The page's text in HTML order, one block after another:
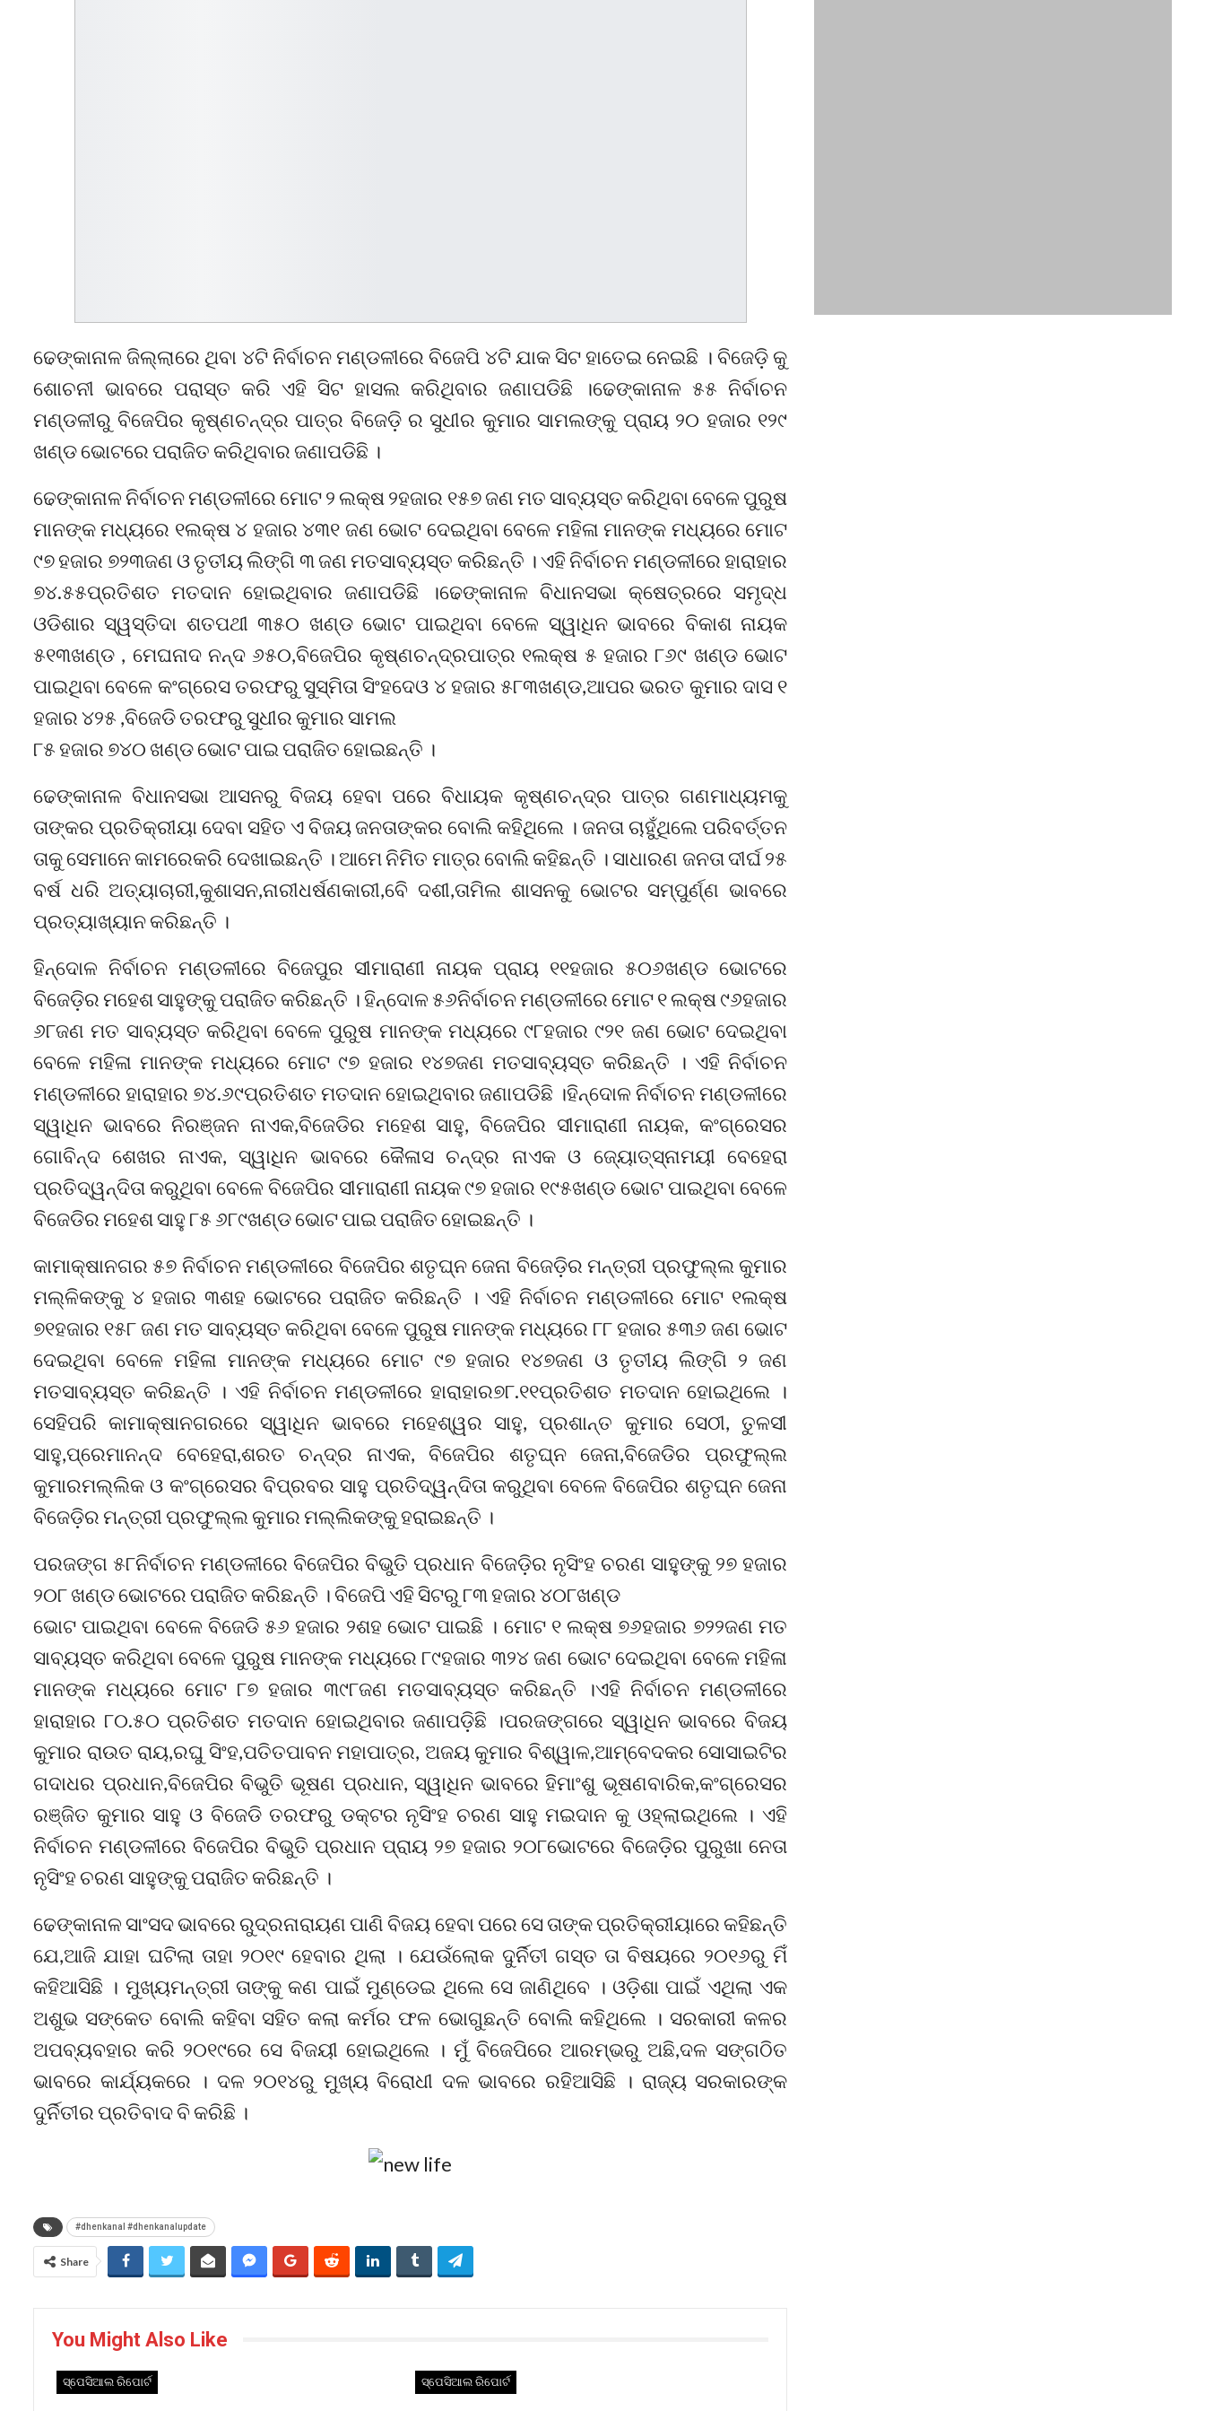
ଢେଙ୍କାନାଳ ଜିଲ୍ଲାରେ ଥିବା ୪ଟି ନିର୍ବାଚନ ମଣ୍ଡଳୀରେ ବିଜେପି ୪ଟି ଯାକ ସିଟ ହାତେଇ ନେଇଛି । ବିଜେଡ଼ି କୁ
ଶୋଚନୀ ଭାବରେ ପରାସ୍ତ କରି ଏହି ସିଟ ହାସଲ କରିଥିବାର ଜଣାପଡିଛି ।ଢେଙ୍କାନାଳ ୫୫ ନିର୍ବାଚନ
ମଣ୍ଡଳୀରୁ ବିଜେପିର କୃଷ୍ଣଚନ୍ଦ୍ର ପାତ୍ର ବିଜେଡ଼ି ର ସୁଧୀର କୁମାର ସାମଲଙ୍କୁ ପ୍ରାୟ ୨୦ ହଜାର ୧୨୯
ଖଣ୍ଡ ଭୋଟରେ ପରାଜିତ କରିଥିବାର ଜଣାପଡିଛି ।
ଢେଙ୍କାନାଳ ନିର୍ବାଚନ ମଣ୍ଡଳୀରେ ମୋଟ ୨ ଲକ୍ଷ ୨ହଜାର ୧୫୭ ଜଣ ମତ ସାବ୍ୟସ୍ତ କରିଥିବା ବେଳେ ପୁରୁଷ
ମାନଙ୍କ ମଧ୍ୟରେ ୧ଲକ୍ଷ ୪ ହଜାର ୪୩୧ ଜଣ ଭୋଟ ଦେଇଥିବା ବେଳେ ମହିଳା ମାନଙ୍କ ମଧ୍ୟରେ ମୋଟ
୯୭ ହଜାର ୭୨୩ଜଣ ଓ ତୃତୀୟ ଲିଙ୍ଗି ୩ ଜଣ ମତସାବ୍ୟସ୍ତ କରିଛନ୍ତି । ଏହି ନିର୍ବାଚନ ମଣ୍ଡଳୀରେ ହାରାହାର
୭୪.୫୫ପ୍ରତିଶତ ମତଦାନ ହୋଇଥିବାର ଜଣାପଡିଛି ।ଢେଙ୍କାନାଳ ବିଧାନସଭା କ୍ଷେତ୍ରରେ ସମୃଦ୍ଧ
ଓଡିଶାର ସ୍ୱସ୍ତିଦା ଶତପଥୀ ୩୫୦ ଖଣ୍ଡ ଭୋଟ ପାଇଥିବା ବେଳେ ସ୍ୱାଧିନ ଭାବରେ ବିକାଶ ନାୟକ
୫୧୩ଖଣ୍ଡ , ମେଘନାଦ ନନ୍ଦ ୬୫୦,ବିଜେପିର କୃଷ୍ଣଚନ୍ଦ୍ରପାତ୍ର ୧ଲକ୍ଷ ୫ ହଜାର ୮୬୯ ଖଣ୍ଡ ଭୋଟ
ପାଇଥିବା ବେଳେ କଂଗ୍ରେସ ତରଫରୁ ସୁସ୍ମିତା ସିଂହଦେଓ ୪ ହଜାର ୫୮୩ଖଣ୍ଡ,ଆପର ଭରତ କୁମାର ଦାସ ୧
ହଜାର ୪୨୫ ,ବିଜେଡି ତରଫରୁ ସୁଧୀର କୁମାର ସାମଲ
୮୫ ହଜାର ୭୪୦ ଖଣ୍ଡ ଭୋଟ ପାଇ ପରାଜିତ ହୋଇଛନ୍ତି ।
ଢେଙ୍କାନାଳ ବିଧାନସଭା ଆସନରୁ ବିଜୟ ହେବା ପରେ ବିଧାୟକ କୃଷ୍ଣଚନ୍ଦ୍ର ପାତ୍ର ଗଣମାଧ୍ୟମକୁ
ତାଙ୍କର ପ୍ରତିକ୍ରୀୟା ଦେବା ସହିତ ଏ ବିଜୟ ଜନତାଙ୍କର ବୋଲି କହିଥିଲେ । ଜନତା ଚାହୁଁଥିଲେ ପରିବର୍ତ୍ତନ
ତାକୁ ସେମାନେ କାମରେକରି ଦେଖାଇଛନ୍ତି । ଆମେ ନିମିତ ମାତ୍ର ବୋଲି କହିଛନ୍ତି । ସାଧାରଣ ଜନତା ଦୀର୍ଘ ୨୫
ବର୍ଷ ଧରି ଅତ୍ୟାଚାରୀ,କୁଶାସନ,ନାରୀଧର୍ଷଣକାରୀ,ବେି ଦଶୀ,ତାମିଲ ଶାସନକୁ ଭୋଟର ସମ୍ପୁର୍ଣ୍ଣ ଭାବରେ
ପ୍ରତ୍ୟାଖ୍ୟାନ କରିଛନ୍ତି ।
ହିନ୍ଦୋଳ ନିର୍ବାଚନ ମଣ୍ଡଳୀରେ ବିଜେପୁର ସୀମାରାଣୀ ନାୟକ ପ୍ରାୟ ୧୧ହଜାର ୫୦୬ଖଣ୍ଡ ଭୋଟରେ
ବିଜେଡ଼ିର ମହେଶ ସାହୁଙ୍କୁ ପରାଜିତ କରିଛନ୍ତି । ହିନ୍ଦୋଳ ୫୬ନିର୍ବାଚନ ମଣ୍ଡଳୀରେ ମୋଟ ୧ ଲକ୍ଷ ୯୬ହଜାର
୬୮ଜଣ ମତ ସାବ୍ୟସ୍ତ କରିଥିବା ବେଳେ ପୁରୁଷ ମାନଙ୍କ ମଧ୍ୟରେ ୯୮ହଜାର ୯୨୧ ଜଣ ଭୋଟ ଦେଇଥିବା
ବେଳେ ମହିଳା ମାନଙ୍କ ମଧ୍ୟରେ ମୋଟ ୯୭ ହଜାର ୧୪୭ଜଣ ମତସାବ୍ୟସ୍ତ କରିଛନ୍ତି । ଏହି ନିର୍ବାଚନ
ମଣ୍ଡଳୀରେ ହାରାହାର ୭୪.୬୯ପ୍ରତିଶତ ମତଦାନ ହୋଇଥିବାର ଜଣାପଡିଛି ।ହିନ୍ଦୋଳ ନିର୍ବାଚନ ମଣ୍ଡଳୀରେ
ସ୍ୱାଧିନ ଭାବରେ ନିରଞ୍ଜନ ନାଏକ,ବିଜେଡିର ମହେଶ ସାହୁ, ବିଜେପିର ସୀମାରାଣୀ ନାୟକ, କଂଗ୍ରେସର
ଗୋବିନ୍ଦ ଶେଖର ନାଏକ, ସ୍ୱାଧିନ ଭାବରେ କୈଳାସ ଚନ୍ଦ୍ର ନାଏକ ଓ ଜ୍ୟୋତ୍ସ୍ନାମୟୀ ବେହେରା
ପ୍ରତିଦ୍ୱନ୍ଦିତା କରୁଥିବା ବେଳେ ବିଜେପିର ସୀମାରାଣୀ ନାୟକ ୯୭ ହଜାର ୧୯୫ଖଣ୍ଡ ଭୋଟ ପାଇଥିବା ବେଳେ
ବିଜେଡିର ମହେଶ ସାହୁ ୮୫ ୬୮୯ଖଣ୍ଡ ଭୋଟ ପାଇ ପରାଜିତ ହୋଇଛନ୍ତି ।
କାମାକ୍ଷାନଗର ୫୭ ନିର୍ବାଚନ ମଣ୍ଡଳୀରେ ବିଜେପିର ଶତୃଘ୍ନ ଜେନା ବିଜେଡ଼ିର ମନ୍ତ୍ରୀ ପ୍ରଫୁଲ୍ଲ କୁମାର
ମଲ୍ଳିକଙ୍କୁ ୪ ହଜାର ୩ଶହ ଭୋଟରେ ପରାଜିତ କରିଛନ୍ତି । ଏହି ନିର୍ବାଚନ ମଣ୍ଡଳୀରେ ମୋଟ ୧ଲକ୍ଷ
୭୧ହଜାର ୧୫୮ ଜଣ ମତ ସାବ୍ୟସ୍ତ କରିଥିବା ବେଳେ ପୁରୁଷ ମାନଙ୍କ ମଧ୍ୟରେ ୮୮ ହଜାର ୫୩୬ ଜଣ ଭୋଟ
ଦେଇଥିବା ବେଳେ ମହିଳା ମାନଙ୍କ ମଧ୍ୟରେ ମୋଟ ୯୭ ହଜାର ୧୪୭ଜଣ ଓ ତୃତୀୟ ଲିଙ୍ଗି ୨ ଜଣ
ମତସାବ୍ୟସ୍ତ କରିଛନ୍ତି । ଏହି ନିର୍ବାଚନ ମଣ୍ଡଳୀରେ ହାରାହାର୭୮.୧୧ପ୍ରତିଶତ ମତଦାନ ହୋଇଥିଲେ ।
ସେହିପରି କାମାକ୍ଷାନଗରରେ ସ୍ୱାଧିନ ଭାବରେ ମହେଶ୍ୱର ସାହୁ, ପ୍ରଶାନ୍ତ କୁମାର ସେଠୀ, ତୁଳସୀ
ସାହୁ,ପ୍ରେମାନନ୍ଦ ବେହେରା,ଶରତ ଚନ୍ଦ୍ର ନାଏକ, ବିଜେପିର ଶତୃଘ୍ନ ଜେନା,ବିଜେଡିର ପ୍ରଫୁଲ୍ଲ
କୁମାରମଲ୍ଲିକ ଓ କଂଗ୍ରେସର ବିପ୍ରବର ସାହୁ ପ୍ରତିଦ୍ୱନ୍ଦିତା କରୁଥିବା ବେଳେ ବିଜେପିର ଶତୃଘ୍ନ ଜେନା
ବିଜେଡ଼ିର ମନ୍ତ୍ରୀ ପ୍ରଫୁଲ୍ଲ କୁମାର ମଲ୍ଲିକଙ୍କୁ ହରାଇଛନ୍ତି ।
ପରଜଙ୍ଗ ୫୮ନିର୍ବାଚନ ମଣ୍ଡଳୀରେ ବିଜେପିର ବିଭୁତି ପ୍ରଧାନ ବିଜେଡ଼ିର ନୃସିଂହ ଚରଣ ସାହୁଙ୍କୁ ୨୭ ହଜାର
୨୦୮ ଖଣ୍ଡ ଭୋଟରେ ପରାଜିତ କରିଛନ୍ତି । ବିଜେପି ଏହି ସିଟରୁ ୮୩ ହଜାର ୪୦୮ଖଣ୍ଡ
ଭୋଟ ପାଇଥିବା ବେଳେ ବିଜେଡି ୫୬ ହଜାର ୨ଶହ ଭୋଟ ପାଇଛି । ମୋଟ ୧ ଲକ୍ଷ ୭୬ହଜାର ୭୨୨ଜଣ ମତ
ସାବ୍ୟସ୍ତ କରିଥିବା ବେଳେ ପୁରୁଷ ମାନଙ୍କ ମଧ୍ୟରେ ୮୯ହଜାର ୩୨୪ ଜଣ ଭୋଟ ଦେଇଥିବା ବେଳେ ମହିଳା
ମାନଙ୍କ ମଧ୍ୟରେ ମୋଟ ୮୭ ହଜାର ୩୯୮ଜଣ ମତସାବ୍ୟସ୍ତ କରିଛନ୍ତି ।ଏହି ନିର୍ବାଚନ ମଣ୍ଡଳୀରେ
ହାରାହାର ୮୦.୫୦ ପ୍ରତିଶତ ମତଦାନ ହୋଇଥିବାର ଜଣାପଡ଼ିଛି ।ପରଜଙ୍ଗରେ ସ୍ୱାଧିନ ଭାବରେ ବିଜୟ
କୁମାର ରାଉତ ରାୟ,ରଘୁ ସିଂହ,ପତିତପାବନ ମହାପାତ୍ର, ଅଜୟ କୁମାର ବିଶ୍ୱାଳ,ଆମ୍ବେଦକର ସୋସାଇଟିର
ଗଦାଧର ପ୍ରଧାନ,ବିଜେପିର ବିଭୁତି ଭୂଷଣ ପ୍ରଧାନ, ସ୍ୱାଧିନ ଭାବରେ ହିମାଂଶୁ ଭୂଷଣବାରିକ,କଂଗ୍ରେସର
ରଞ୍ଜିତ କୁମାର ସାହୁ ଓ ବିଜେଡି ତରଫରୁ ଡକ୍ଟର ନୃସିଂହ ଚରଣ ସାହୁ ମଇଦାନ କୁ ଓହ୍ଲାଇଥିଲେ । ଏହି
ନିର୍ବାଚନ ମଣ୍ଡଳୀରେ ବିଜେପିର ବିଭୁତି ପ୍ରଧାନ ପ୍ରାୟ ୨୭ ହଜାର ୨୦୮ଭୋଟରେ ବିଜେଡ଼ିର ପୁରୁଖା ନେତା
ନୃସିଂହ ଚରଣ ସାହୁଙ୍କୁ ପରାଜିତ କରିଛନ୍ତି ।
ଢେଙ୍କାନାଳ ସାଂସଦ ଭାବରେ ରୁଦ୍ରନାରାୟଣ ପାଣି ବିଜୟ ହେବା ପରେ ସେ ତାଙ୍କ ପ୍ରତିକ୍ରୀୟାରେ କହିଛନ୍ତି
ଯେ,ଆଜି ଯାହା ଘଟିଲା ତାହା ୨୦୧୯ ହେବାର ଥିଲା । ଯେଉଁଲୋକ ଦୁର୍ନିତୀ ଗସ୍ତ ତା ବିଷୟରେ ୨୦୧୬ରୁ ମିଁ
କହିଆସିଛି । ମୁଖ୍ୟମନ୍ତ୍ରୀ ତାଙ୍କୁ କଣ ପାଇଁ ମୁଣ୍ଡେଇ ଥିଲେ ସେ ଜାଣିଥିବେ । ଓଡ଼ିଶା ପାଇଁ ଏଥିଲା ଏକ
ଅଶୁଭ ସଙ୍କେତ ବୋଲି କହିବା ସହିତ କଲା କର୍ମର ଫଳ ଭୋଗୁଛନ୍ତି ବୋଲି କହିଥିଲେ । ସରକାରୀ କଳର
ଅପବ୍ୟବହାର କରି ୨୦୧୯ରେ ସେ ବିଜୟୀ ହୋଇଥିଲେ । ମୁଁ ବିଜେପିରେ ଆରମ୍ଭରୁ ଅଛି,ଦଳ ସଙ୍ଗଠିତ
ଭାବରେ କାର୍ଯ୍ୟକରେ । ଦଳ ୨୦୧୪ରୁ ମୁଖ୍ୟ ବିରୋଧୀ ଦଳ ଭାବରେ ରହିଆସିଛି । ରାଜ୍ୟ ସରକାରଙ୍କ
ଦୁର୍ନିତୀର ପ୍ରତିବାଦ ବି କରିଛି ।
#dhenkanal #dhenkanalupdate
Share
You Might Also Like
ସ୍ପେସିଆଲ ରିପୋର୍ଟ ସ୍ପେସିଆଲ ରିପୋର୍ଟ